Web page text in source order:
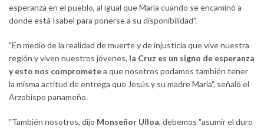
esperanza en el pueblo, al igual que María cuando se encaminó a
donde está Isabel para ponerse a su disponibilidad".
"En medio de la realidad de muerte y de injusticia que vive nuestra
región y viven nuestros jóvenes, la Cruz es un signo de esperanza
y esto nos comprometea que nosotros podamos también tener
la misma actitud de entrega que Jesús y su madre María", señaló el
Arzobispo panameño.
"También nosotros, dijo Monseñor Ulloa, debemos "asumir el duro